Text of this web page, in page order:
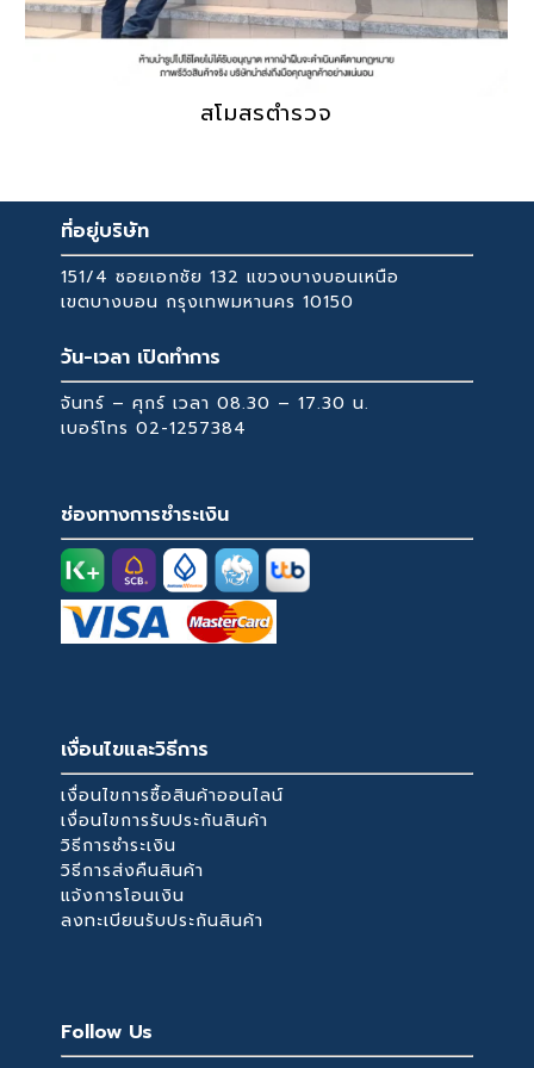
สโมสรตำรวจ
ที่อยู่บริษัท
151/4 ซอยเอกชัย 132 แขวงบางบอนเหนือ
เขตบางบอน กรุงเทพมหานคร 10150
วัน-เวลา เปิดทำการ
จันทร์ – ศุกร์ เวลา 08.30 – 17.30 น.
เบอร์โทร 02-1257384
ช่องทางการชำระเงิน
เงื่อนไขและวิธีการ
เงื่อนไขการซื้อสินค้าออนไลน์
เงื่อนไขการรับประกันสินค้า
วิธีการชำระเงิน
วิธีการส่งคืนสินค้า
แจ้งการโอนเงิน
ลงทะเบียนรับประกันสินค้า
Follow Us